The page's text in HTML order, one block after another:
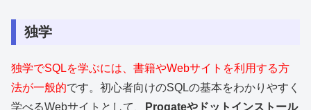
独学
独学でSQLを学ぶには、書籍やWebサイトを利用する方
法が一般的です。初心者向けのSQLの基本をわかりやすく
学べるWebサイトとして、
Progateやドットインストール